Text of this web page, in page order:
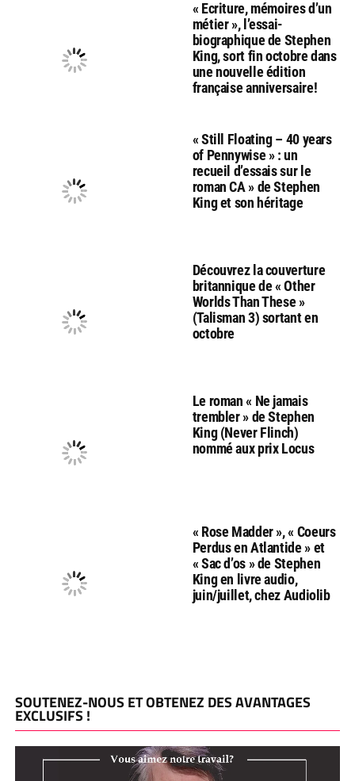
« Ecriture, mémoires d’un
métier », l’essai-
biographique de Stephen
King, sort fin octobre dans
une nouvelle édition
française anniversaire!
« Still Floating – 40 years
of Pennywise » : un
recueil d’essais sur le
roman CA » de Stephen
King et son héritage
Découvrez la couverture
britannique de « Other
Worlds Than These »
(Talisman 3) sortant en
octobre
Le roman « Ne jamais
trembler » de Stephen
King (Never Flinch)
nommé aux prix Locus
« Rose Madder », « Coeurs
Perdus en Atlantide » et
« Sac d’os » de Stephen
King en livre audio,
juin/juillet, chez Audiolib
SOUTENEZ-NOUS ET OBTENEZ DES AVANTAGES
EXCLUSIFS !